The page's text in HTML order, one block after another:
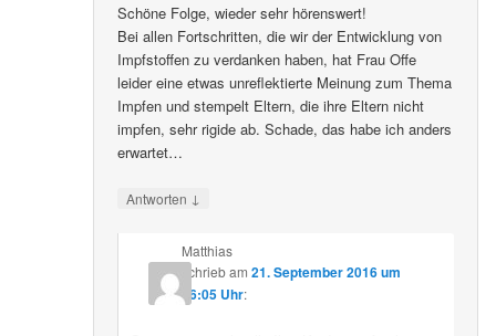
Schöne Folge, wieder sehr hörenswert!
Bei allen Fortschritten, die wir der Entwicklung von
Impfstoffen zu verdanken haben, hat Frau Offe
leider eine etwas unreflektierte Meinung zum Thema
Impfen und stempelt Eltern, die ihre Eltern nicht
impfen, sehr rigide ab. Schade, das habe ich anders
erwartet…
Antworten ↓
Matthias
schriebam 21. September 2016 um
16:05 Uhr: